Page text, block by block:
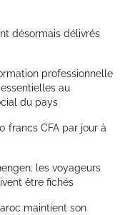
désormais délivrés
professionnelle
au
du pays
francs CFA par jour à
les voyageurs
être fichés
maintient son